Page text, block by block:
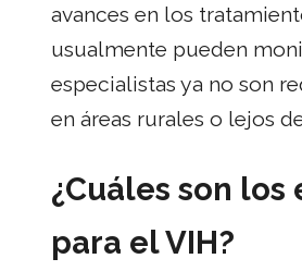
avances en los
usualmente pueden
especialistas ya no son
en áreas rurales o lejos
¿Cuáles son
para el VIH?